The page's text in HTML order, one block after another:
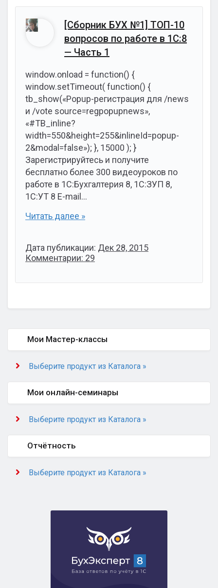
[Сборник БУХ №1] ТОП-10
вопросов по работе в 1С:8
— Часть 1
window.onload = function() {
window.setTimeout( function() {
tb_show(«Popup-регистрация для /news
и /vote source=regpopupnews»,
«#TB_inline?
width=550&height=255&inlineId=popup-
2&modal=false»); }, 15000 ); }
Зарегистрируйтесь и получите
бесплатно более 300 видеоуроков по
работе в 1С:Бухгалтерия 8, 1С:ЗУП 8,
1С:УТ 8 E-mail…
Читать далее »
Дата публикации: Дек 28, 2015
Комментарии: 29
Мои Мастер-классы
Выберите продукт из Каталога »
Мои онлайн-семинары
Выберите продукт из Каталога »
Отчётность
Выберите продукт из Каталога »